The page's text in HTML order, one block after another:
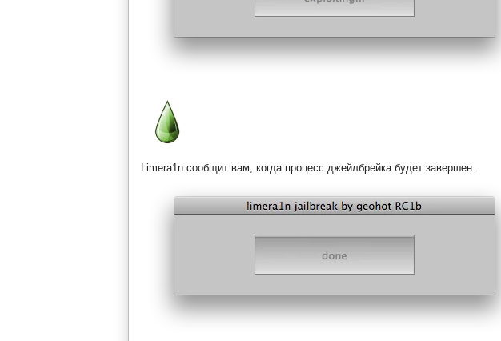
Limera1n сообщит вам, когда процесс джейлбрейка будет завершен.